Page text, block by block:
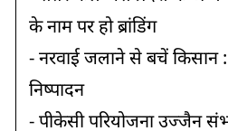
के नाम पर हो ब्रांडिंग
- नरवाई जलाने से बचें किसान :
निष्पादन
- पीकेसी परियोजना उज्जैन